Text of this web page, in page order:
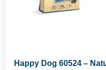
Happy Dog 60524 –